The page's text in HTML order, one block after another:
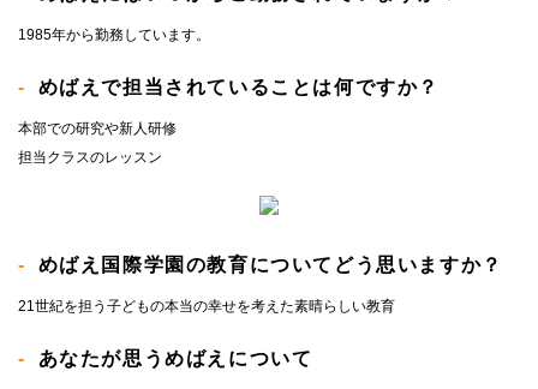
1985年から勤務しています。
めばえで担当されていることは何ですか？
本部での研究や新人研修
担当クラスのレッスン
めばえ国際学園の教育についてどう思いますか？
21世紀を担う子どもの本当の幸せを考えた素晴らしい教育
あなたが思うめばえについて